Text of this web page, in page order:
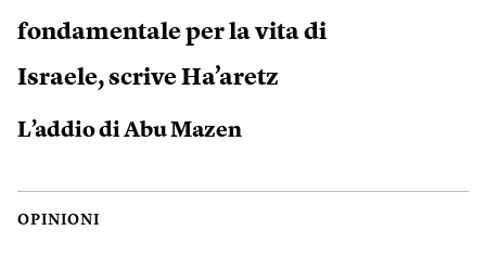
fondamentale per la vita di
Israele, scrive Ha’aretz
L’addio di Abu Mazen
OPINIONI